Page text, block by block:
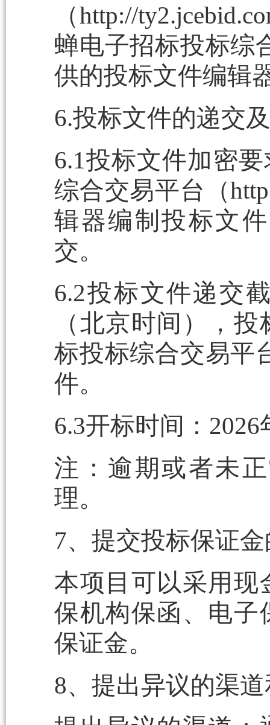
（http://
蝉电子招标投标综
供的投标文件编辑
6.投标文件的递交
6.1投标文件加密
综合交易平台（
辑器编制投标文
交。
6.2投标文件递交
（北京时间），
标投标综合交易平
件。
6.3开标时间：
注：逾期或者未
理。
7、提交投标保证
本项目可以采用现
保机构保函、电子
保证金。
8、提出异议的渠